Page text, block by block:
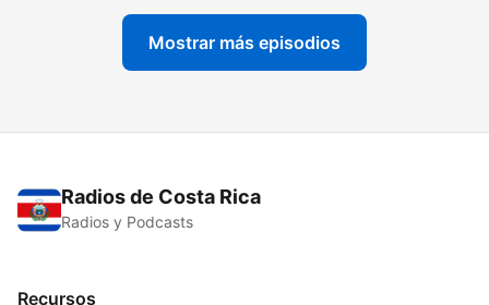
Mostrar más episodios
Radios de Costa Rica
Radios y Podcasts
Recursos